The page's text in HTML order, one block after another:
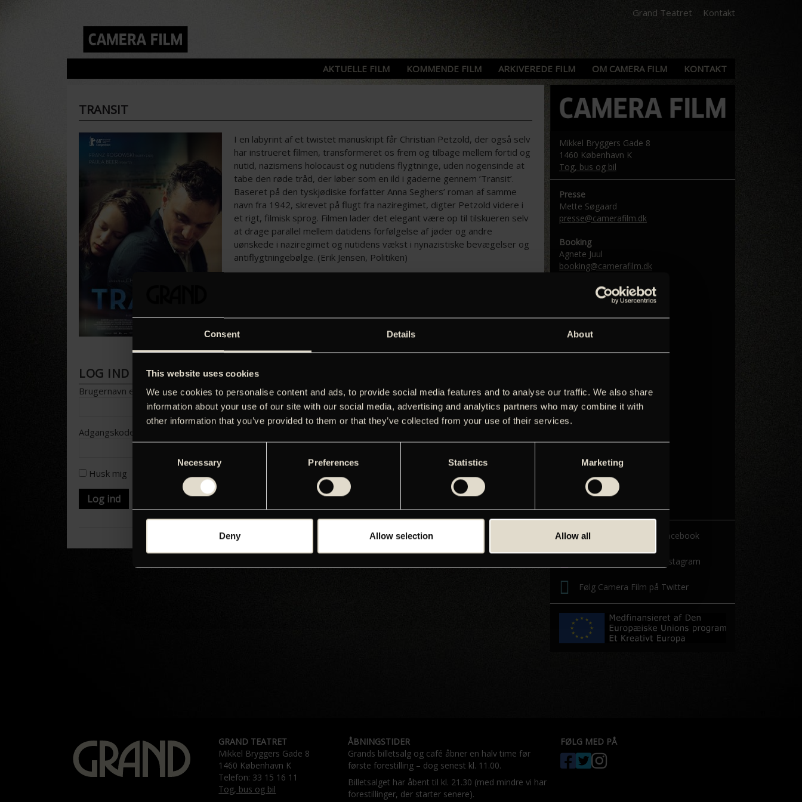
Consent Details About
This website uses cookies
We use cookies to personalise content and ads, to provide social media features and to analyse our traffic. We also share
information about your use of our site with our social media, advertising and analytics partners who may combine it with
other information that you’ve provided to them or that they’ve collected from your use of their services.
Necessary Preferences Statistics Marketing
Deny Allow selection Allow all
Grand Teatret Kontakt
AKTUELLE FILM KOMMENDE FILM ARKIVEREDE FILM OM CAMERA FILM KONTAKT
TRANSIT
I en labyrint af et twistet manuskript får Christian Petzold, der også selv
har instrueret filmen, transformeret os frem og tilbage mellem fortid og
nutid, nazismens holocaust og nutidens flygtninge, uden nogensinde at
tabe den røde tråd, der løber som en ild i gaderne gennem ’Transit’.
Baseret på den tyskjødiske forfatter Anna Seghers’ roman af samme
navn fra 1942, skrevet på flugt fra naziregimet, digter Petzold videre i
et rigt, filmisk sprog. Filmen lader det elegant være op til tilskueren selv
at drage parallel mellem datidens forfølgelse af jøder og andre
uønskede i naziregimet og nutidens vækst i nynazistiske bevægelser og
antiflygtningebølge. (Erik Jensen, Politiken)
LOG IND FOR AT HENTE PRESSEMATERIALE
Brugernavn eller e-mailadresse
Adgangskode
Husk mig
Mikkel Bryggers Gade 8
1460 København K
Tog, bus og bil
Presse
Mette Søgaard
presse@camerafilm.dk
Booking
Agnete Juul
booking@camerafilm.dk
Marketing og distribution
Agnete Juul
christel@camerafilm.dk
Direktør
kim@camerafilm.dk
Telefon: 33 18 11 60
Bogholderi
Christina Christiansen
Følg Camera Film på Facebook
Følg Camera Film på Instagram
Følg Camera Film på Twitter
GRAND TEATRET
Mikkel Bryggers Gade 8
1460 København K
Telefon: 33 15 16 11
Tog, bus og bil
ÅBNINGSTIDER
Grands billetsalg og café åbner en halv time før
første forestilling – dog senest kl. 11.00.
Billetsalget har åbent til kl. 21.30 (med mindre vi har
forestillinger, der starter senere).
FØLG MED PÅ